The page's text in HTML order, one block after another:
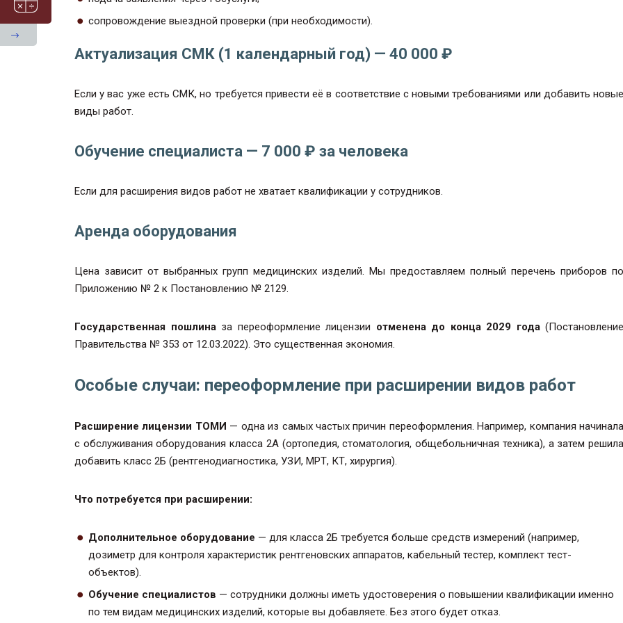
сопровождение выездной проверки (при необходимости).
Актуализация СМК (1 календарный год) — 40 000 ₽
Если у вас уже есть СМК, но требуется привести её в соответствие с новыми требованиями или добавить новые
виды работ.
Обучение специалиста — 7 000 ₽ за человека
Если для расширения видов работ не хватает квалификации у сотрудников.
Аренда оборудования
Цена зависит от выбранных групп медицинских изделий. Мы предоставляем полный перечень приборов по
Приложению № 2 к Постановлению № 2129.
Государственная пошлиназа переоформление лицензии отменена до конца 2029 года(Постановление
Правительства № 353 от 12.03.2022). Это существенная экономия.
Особые случаи: переоформление при расширении видов работ
Расширение лицензии ТОМИ — одна из самых частых причин переоформления. Например, компания
с обслуживания оборудования класса 2А (ортопедия, стоматология, общебольничная техника), а затем решила
добавить класс 2Б (рентгенодиагностика, УЗИ, МРТ, КТ, хирургия).
Что потребуется при расширении:
Дополнительное оборудование — для класса 2Б требуется больше средств измерений (например,
дозиметр для контроля характеристик рентгеновских аппаратов, кабельный тестер, комплект тест-
объектов).
Обучение специалистов — сотрудники должны иметь удостоверения о повышении квалификации именно
по тем видам медицинских изделий, которые вы добавляете. Без этого будет отказ.